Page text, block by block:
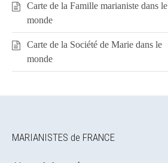
Carte de la Famille marianiste dans le
monde
Carte de la Société de Marie dans le
monde
MARIANISTES de FRANCE